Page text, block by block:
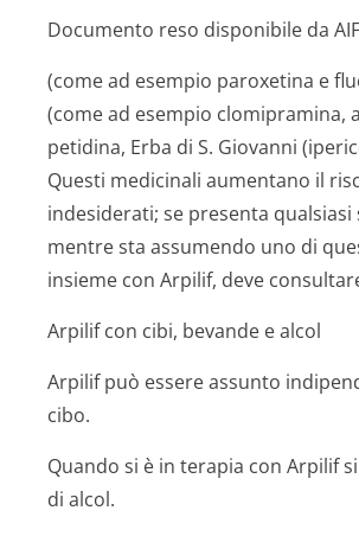
Documento reso disponibile da
(come ad esempio paroxetina e
(come ad esempio clomipramina,
petidina, Erba di S. Giovanni
Questi medicinali aumentano il
indesiderati; se presenta
mentre sta assumendo uno di
insieme con Arpilif, deve
Arpilif con cibi, bevande e alcol
Arpilif può essere assunto
cibo.
Quando si è in terapia con Arpilif
di alcol.